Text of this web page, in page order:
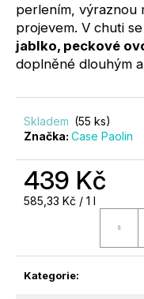
perlením, výraznou
projevem. V chuti
jablko, peckové
doplněné dlouhým
Skladem (55 ks)
Značka: Case Paolin
439 Kč
Měrná
585,33 Kč / 1 l
Kategorie:
D
O
E